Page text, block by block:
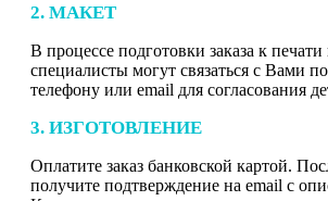
2. МАКЕТ
В процессе подготовки заказа к
специалисты могут связаться с Вами
телефону или email для согласования
3. ИЗГОТОВЛЕНИЕ
Оплатите заказ банковской картой.
получите подтверждение на email с